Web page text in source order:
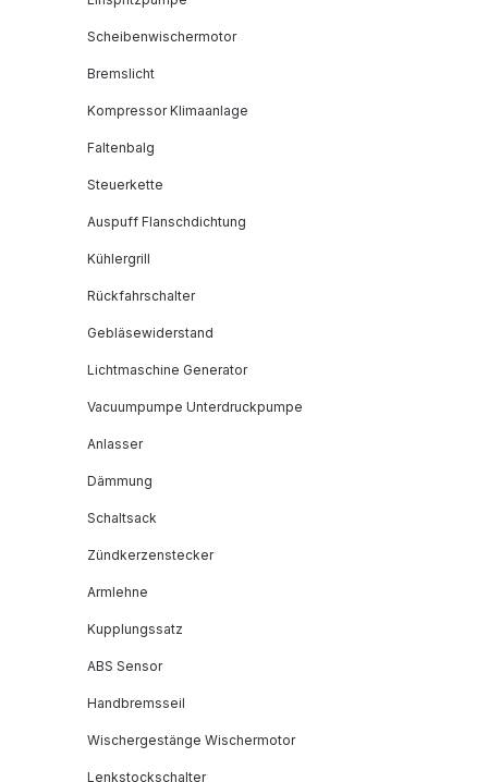
Scheibenwischermotor
Bremslicht
Kompressor Klimaanlage
Faltenbalg
Steuerkette
Auspuff Flanschdichtung
Kühlergrill
Rückfahrschalter
Gebläsewiderstand
Lichtmaschine Generator
Vacuumpumpe Unterdruckpumpe
Anlasser
Dämmung
Schaltsack
Zündkerzenstecker
Armlehne
Kupplungssatz
ABS Sensor
Handbremsseil
Wischergestänge Wischermotor
Lenkstockschalter